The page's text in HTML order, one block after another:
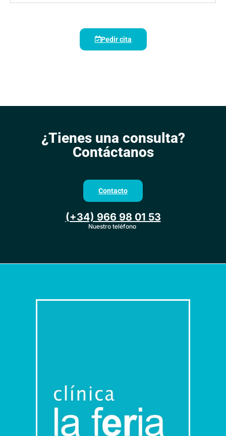
Pedir cita
¿Tienes una consulta?
Contáctanos
Contacto
(+34) 966 98 01 53
Nuestro teléfono